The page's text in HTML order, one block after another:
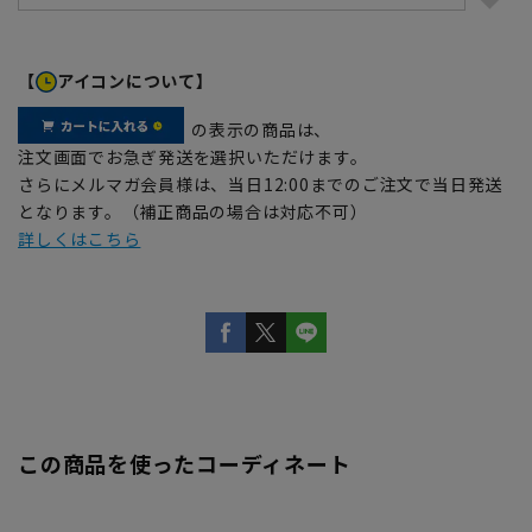
【 アイコンについて】
の表示の商品は、
注文画面でお急ぎ発送を選択いただけます。
さらにメルマガ会員様は、当日12:00までのご注文で当日発送
となります。（補正商品の場合は対応不可）
詳しくはこちら
この商品を使ったコーディネート